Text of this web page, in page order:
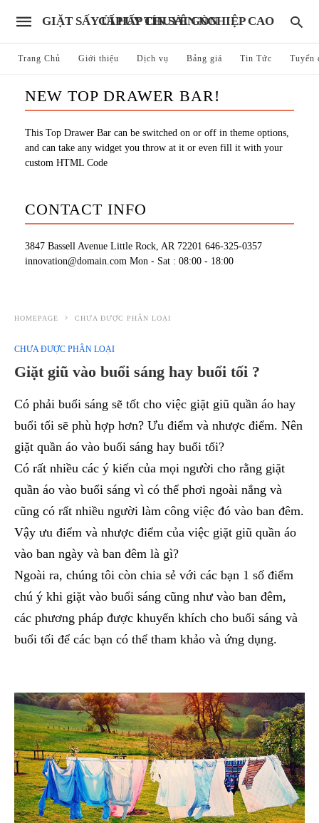
GIẶT SẤY ỦI HẤP CHUYÊN NGHIỆP CAO CẤP UY TÍN SÀI GÒN
Trang Chủ Giới thiệu Dịch vụ Bảng giá Tin Tức Tuyển
NEW TOP DRAWER BAR!
This Top Drawer Bar can be switched on or off in theme options,
and can take any widget you throw at it or even fill it with your
custom HTML Code
CONTACT INFO
3847 Bassell Avenue Little Rock, AR 72201 646-325-0357
innovation@domain.com Mon - Sat : 08:00 - 18:00
HOMEPAGE CHƯA ĐƯỢC PHÂN LOẠI
CHƯA ĐƯỢC PHÂN LOẠI
Giặt giũ vào buổi sáng hay buổi tối ?
Có phải buổi sáng sẽ tốt cho việc giặt giũ quần áo hay
buổi tối sẽ phù hợp hơn? Ưu điểm và nhược điểm. Nên
giặt quần áo vào buổi sáng hay buổi tối?
Có rất nhiều các ý kiến của mọi người cho rằng giặt
quần áo vào buổi sáng vì có thể phơi ngoài nắng và
cũng có rất nhiều người làm công việc đó vào ban đêm.
Vậy ưu điểm và nhược điểm của việc giặt giũ quần áo
vào ban ngày và ban đêm là gì?
Ngoài ra, chúng tôi còn chia sẻ với các bạn 1 số điểm
chú ý khi giặt vào buổi sáng cũng như vào ban đêm,
các phương pháp được khuyến khích cho buổi sáng và
buổi tối để các bạn có thể tham khảo và ứng dụng.